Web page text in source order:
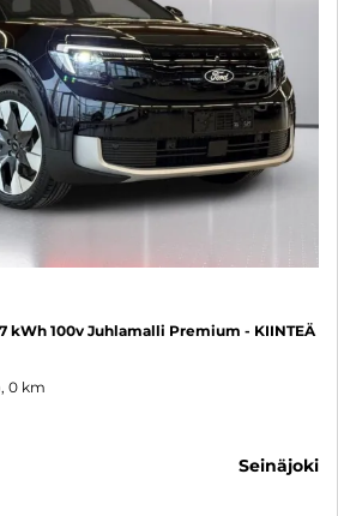
kWh 100v Juhlamalli Premium - KIINTEÄ
0 km
seinäjoki